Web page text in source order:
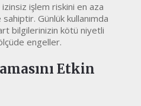
işlem riskini en aza
Günlük kullanımda
bilgilerinizin kötü niyetli
engeller.
Etkin